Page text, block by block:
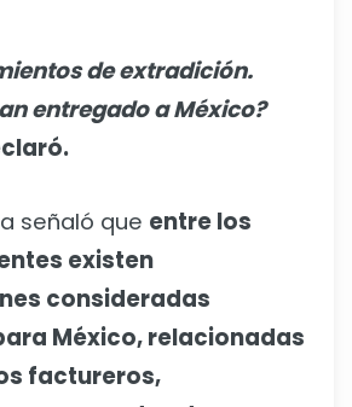
de extradición.
entregado a México?
señaló que entre los
existen
consideradas
México, relacionadas
factureros,